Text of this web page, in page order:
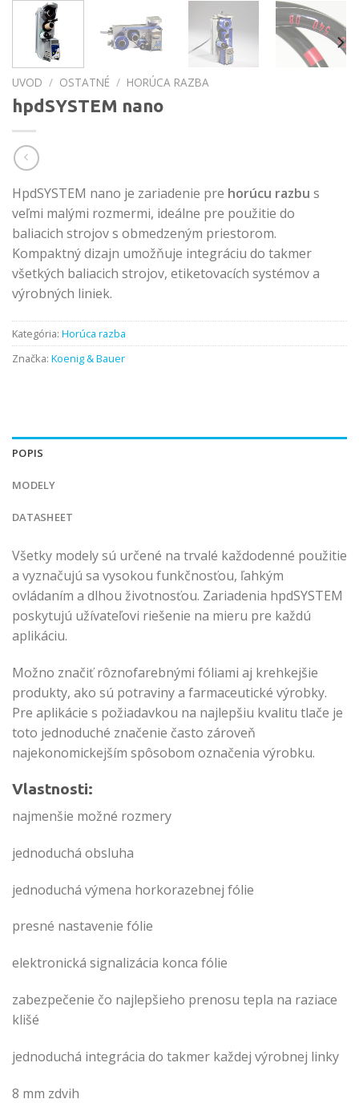
UVOD / OSTATNÉ / HORÚCA RAZBA
hpdSYSTEM nano
HpdSYSTEM nano je zariadenie pre horúcu razbu s
veľmi malými rozmermi, ideálne pre použitie do
baliacich strojov s obmedzeným priestorom.
Kompaktný dizajn umožňuje integráciu do takmer
všetkých baliacich strojov, etiketovacích systémov a
výrobných liniek.
Kategória: Horúca razba
Značka: Koenig & Bauer
POPIS
MODELY
DATASHEET
Všetky modely sú určené na trvalé každodenné použitie
a vyznačujú sa vysokou funkčnosťou, ľahkým
ovládaním a dlhou životnosťou. Zariadenia hpdSYSTEM
poskytujú užívateľovi riešenie na mieru pre každú
aplikáciu.
Možno značiť rôznofarebnými fóliami aj krehkejšie
produkty, ako sú potraviny a farmaceutické výrobky.
Pre aplikácie s požiadavkou na najlepšiu kvalitu tlače je
toto jednoduché značenie často zároveň
najekonomickejším spôsobom označenia výrobku.
Vlastnosti:
najmenšie možné rozmery
jednoduchá obsluha
jednoduchá výmena horkorazebnej fólie
presné nastavenie fólie
elektronická signalizácia konca fólie
zabezpečenie čo najlepšieho prenosu tepla na raziace
klišé
jednoduchá integrácia do takmer každej výrobnej linky
8 mm zdvih